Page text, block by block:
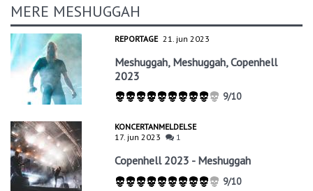
MERE MESHUGGAH
REPORTAGE 21. jun 2023
Meshuggah, Meshuggah, Copenhell
2023
9/10
KONCERTANMELDELSE
17. jun 2023
1
Copenhell 2023 - Meshuggah
9/10